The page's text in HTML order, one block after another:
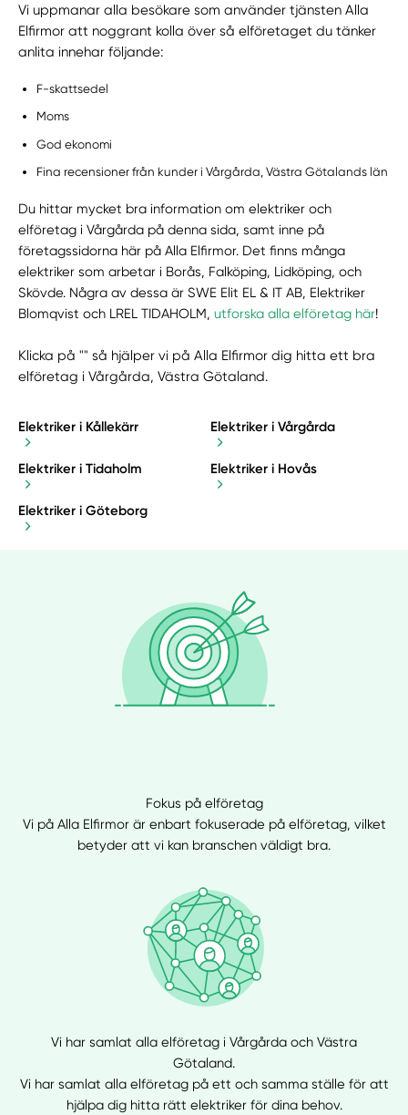
Vi uppmanar alla besökare som använder tjänsten Alla
Elfirmor att noggrant kolla över så elföretaget du tänker
anlita innehar följande:
F-skattsedel
Moms
God ekonomi
Fina recensioner från kunder i Vårgårda, Västra Götalands län
Du hittar mycket bra information om elektriker och
elföretag i Vårgårda på denna sida, samt inne på
företagssidorna här på Alla Elfirmor. Det finns många
elektriker som arbetar i Borås, Falköping, Lidköping, och
Skövde. Några av dessa är SWE Elit EL & IT AB, Elektriker
Blomqvist och LREL TIDAHOLM,utforska alla elföretag här!
Klicka på "" så hjälper vi på Alla Elfirmor dig hitta ett bra
elföretag i Vårgårda, Västra Götaland.
Elektriker i Kållekärr Elektriker i Vårgårda
Elektriker i Tidaholm Elektriker i Hovås
Elektriker i Göteborg
Fokus på elföretag
Vi på Alla Elfirmor är enbart fokuserade på elföretag, vilket
betyder att vi kan branschen väldigt bra.
Vi har samlat alla elföretag i Vårgårda och Västra
Götaland.
Vi har samlat alla elföretag på ett och samma ställe för att
hjälpa dig hitta rätt elektriker för dina behov.